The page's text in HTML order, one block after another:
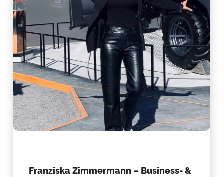
Franziska Zimmermann – Business- &